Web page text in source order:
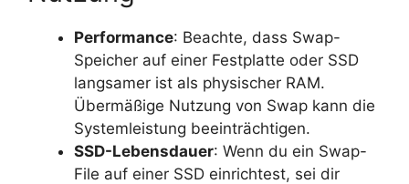
Performance: Beachte, dass Swap-
Speicher auf einer Festplatte oder SSD
langsamer ist als physischer RAM.
Übermäßige Nutzung von Swap kann die
Systemleistung beeinträchtigen.
SSD-Lebensdauer: Wenn du ein Swap-
File auf einer SSD einrichtest, sei dir